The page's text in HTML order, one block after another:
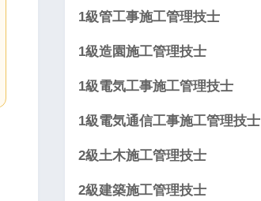
1級管工事施工管理技士
1級造園施工管理技士
1級電気工事施工管理技士
1級電気通信工事施工管理技士
2級土木施工管理技士
2級建築施工管理技士